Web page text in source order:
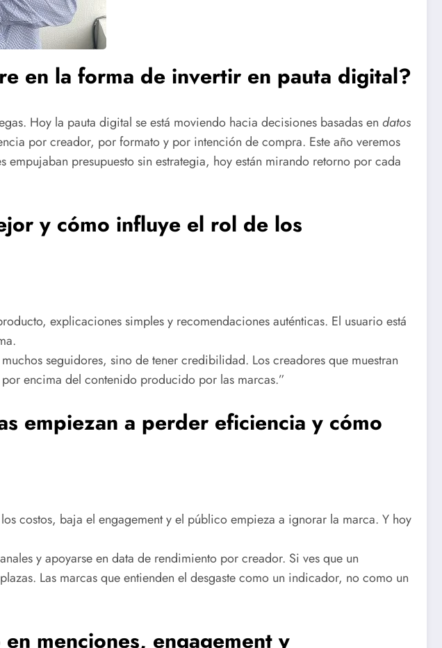
en la forma de invertir en pauta digital?
Hoy la pauta digital se está moviendo hacia decisiones basadas en datos
por creador, por formato y por intención de compra. Este año veremos
presupuesto sin estrategia, hoy están mirando retorno por cada
y cómo influye el rol de los
explicaciones simples y recomendaciones auténticas. El usuario está
seguidores, sino de tener credibilidad. Los creadores que muestran
encima del contenido producido por las marcas.”
empiezan a perder eficiencia y cómo
costos, baja el engagement y el público empieza a ignorar la marca. Y hoy
y apoyarse en data de rendimiento por creador. Si ves que un
Las marcas que entienden el desgaste como un indicador, no como un
menciones, engagement y